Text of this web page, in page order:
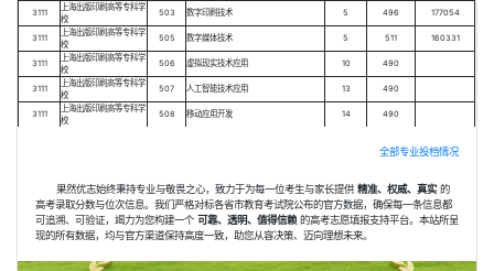
3111
上海出版印刷高等专科学
校
503 数字印刷技术 5 496 177054
3111
上海出版印刷高等专科学
校
505 数字媒体技术 5 511 160331
3111
上海出版印刷高等专科学
校
506 虚拟现实技术应用 10 490
3111
上海出版印刷高等专科学
校
507 人工智能技术应用 13 490
3111
上海出版印刷高等专科学
校
508 移动应用开发 14 490
全部专业投档情况
果然优志始终秉持专业与敬畏之心，致力于为每一位考生与家长提供 精准、权威、真实的
高考录取分数与位次信息。我们严格对标各省市教育考试院公布的官方数据，确保每一条信息都
可追溯、可验证，竭力为您构建一个 可靠、透明、值得信赖 的高考志愿填报支持平台。本站所呈
现的所有数据，均与官方渠道保持高度一致，助您从容决策、迈向理想未来。